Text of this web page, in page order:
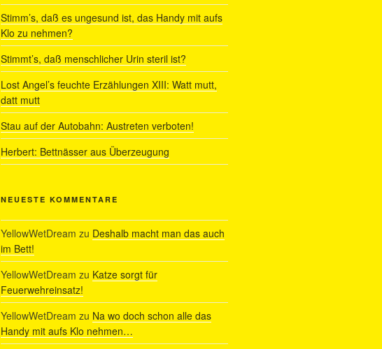
Stimm’s, daß es ungesund ist, das Handy mit aufs
Klo zu nehmen?
Stimmt’s, daß menschlicher Urin steril ist?
Lost Angel’s feuchte Erzählungen XIII: Watt mutt,
datt mutt
Stau auf der Autobahn: Austreten verboten!
Herbert: Bettnässer aus Überzeugung
NEUESTE KOMMENTARE
YellowWetDream zu Deshalb macht man das auch
im Bett!
YellowWetDream zu Katze sorgt für
Feuerwehreinsatz!
YellowWetDream zu Na wo doch schon alle das
Handy mit aufs Klo nehmen…